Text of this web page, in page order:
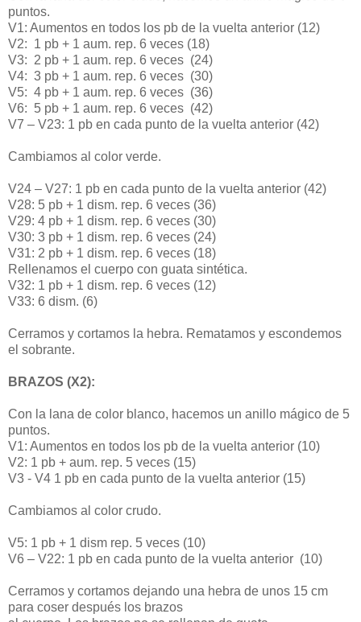
puntos.
V1: Aumentos en todos los pb de la vuelta anterior (12)
V2: 1 pb + 1 aum. rep. 6 veces (18)
V3: 2 pb + 1 aum. rep. 6 veces (24)
V4: 3 pb + 1 aum. rep. 6 veces (30)
V5: 4 pb + 1 aum. rep. 6 veces (36)
V6: 5 pb + 1 aum. rep. 6 veces (42)
V7 – V23: 1 pb en cada punto de la vuelta anterior (42)
Cambiamos al color verde.
V24 – V27: 1 pb en cada punto de la vuelta anterior (42)
V28: 5 pb + 1 dism. rep. 6 veces (36)
V29: 4 pb + 1 dism. rep. 6 veces (30)
V30: 3 pb + 1 dism. rep. 6 veces (24)
V31: 2 pb + 1 dism. rep. 6 veces (18)
Rellenamos el cuerpo con guata sintética.
V32: 1 pb + 1 dism. rep. 6 veces (12)
V33: 6 dism. (6)
Cerramos y cortamos la hebra. Rematamos y escondemos
el sobrante.
BRAZOS (X2):
Con la lana de color blanco, hacemos un anillo mágico de 5
puntos.
V1: Aumentos en todos los pb de la vuelta anterior (10)
V2: 1 pb + aum. rep. 5 veces (15)
V3 - V4 1 pb en cada punto de la vuelta anterior (15)
Cambiamos al color crudo.
V5: 1 pb + 1 dism rep. 5 veces (10)
V6 – V22: 1 pb en cada punto de la vuelta anterior (10)
Cerramos y cortamos dejando una hebra de unos 15 cm
para coser después los brazos